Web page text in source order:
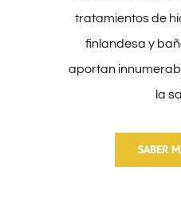
tratamientos de
finlandesa y
aportan
la
SABER